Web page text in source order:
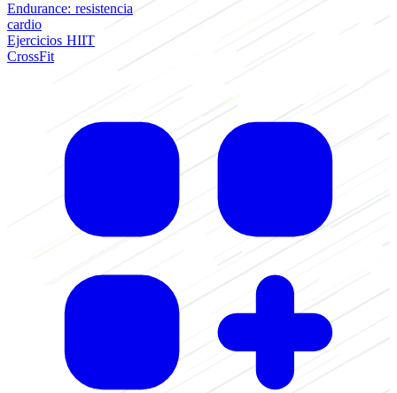
Endurance: resistencia
cardio
Ejercicios HIIT
CrossFit